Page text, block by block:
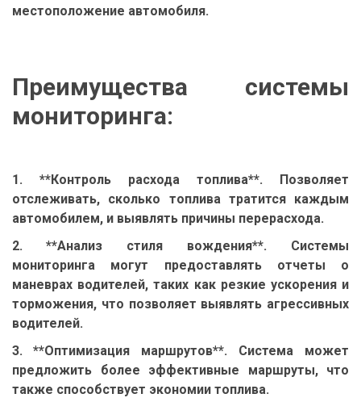
местоположение автомобиля.
Преимущества системы
мониторинга:
1. **Контроль расхода топлива**. Позволяет
отслеживать, сколько топлива тратится каждым
автомобилем, и выявлять причины перерасхода.
2. **Анализ стиля вождения**. Системы
мониторинга могут предоставлять отчеты о
маневрах водителей, таких как резкие ускорения и
торможения, что позволяет выявлять агрессивных
водителей.
3. **Оптимизация маршрутов**. Система может
предложить более эффективные маршруты, что
также способствует экономии топлива.